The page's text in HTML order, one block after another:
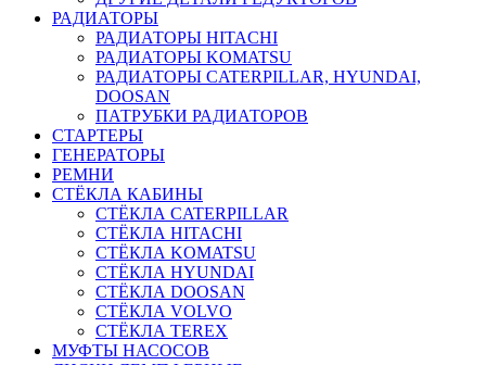
РАДИАТОРЫ
РАДИАТОРЫ HITACHI
РАДИАТОРЫ KOMATSU
РАДИАТОРЫ CATERPILLAR, HYUNDAI,
DOOSAN
ПАТРУБКИ РАДИАТОРОВ
СТАРТЕРЫ
ГЕНЕРАТОРЫ
РЕМНИ
СТЁКЛА КАБИНЫ
СТЁКЛА CATERPILLAR
СТЁКЛА HITACHI
СТЁКЛА KOMATSU
СТЁКЛА HYUNDAI
СТЁКЛА DOOSAN
СТЁКЛА VOLVO
СТЁКЛА TEREX
МУФТЫ НАСОСОВ